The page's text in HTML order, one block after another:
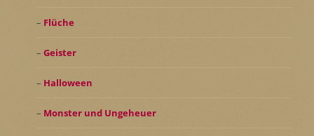
Flüche
Geister
Halloween
Monster und Ungeheuer